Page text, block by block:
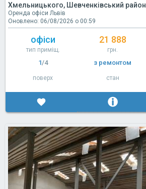
Хмельницького, Шевченківський район
Оренда офіси Львів
Оновлено: 06/08/2026 о 00:59
офіси
тип приміщ.
21 888
грн.
1/4
поверх
з ремонтом
стан